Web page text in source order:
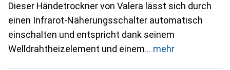
Dieser Händetrockner von Valera lässt sich durch
einen Infrarot-Näherungsschalter automatisch
einschalten und entspricht dank seinem
Welldrahtheizelement und einem
mehr